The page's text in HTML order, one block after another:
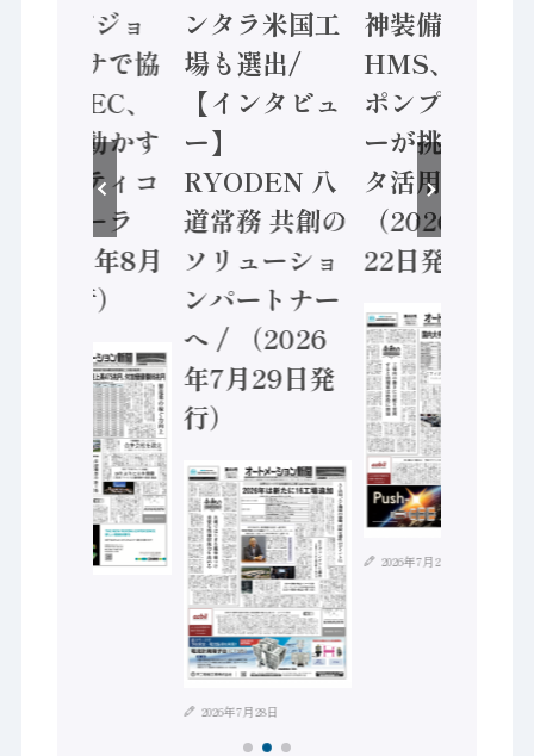
ン AIビジョ
ンセンサで協
業 / IDEC、
安全に動かす
セーフティコ
ントローラ
（2026年8月
5日発行）
ンタラ米国工
場も選出/
【インタビュ
ー】
RYODEN 八
道常務 共創の
ソリューショ
ンパートナー
へ / （2026
年7月29日発
行）
2026年7月28日
神装備 ×
HMS、老舗
ポンプメーカ
ーが挑むデー
タ活用 など
（2026年7月
22日発行）
2026年7月21日